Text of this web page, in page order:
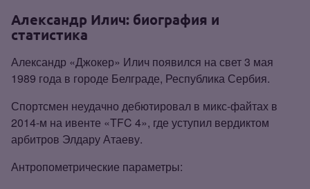
Александр Илич: биография и
статистика
Александр «Джокер» Илич появился на свет 3 мая
1989 года в городе Белграде, Республика Сербия.
Спортсмен неудачно дебютировал в микс‑файтах в
2014‑м на ивенте «TFC 4», где уступил вердиктом
арбитров Элдару Атаеву.
Антропометрические параметры: